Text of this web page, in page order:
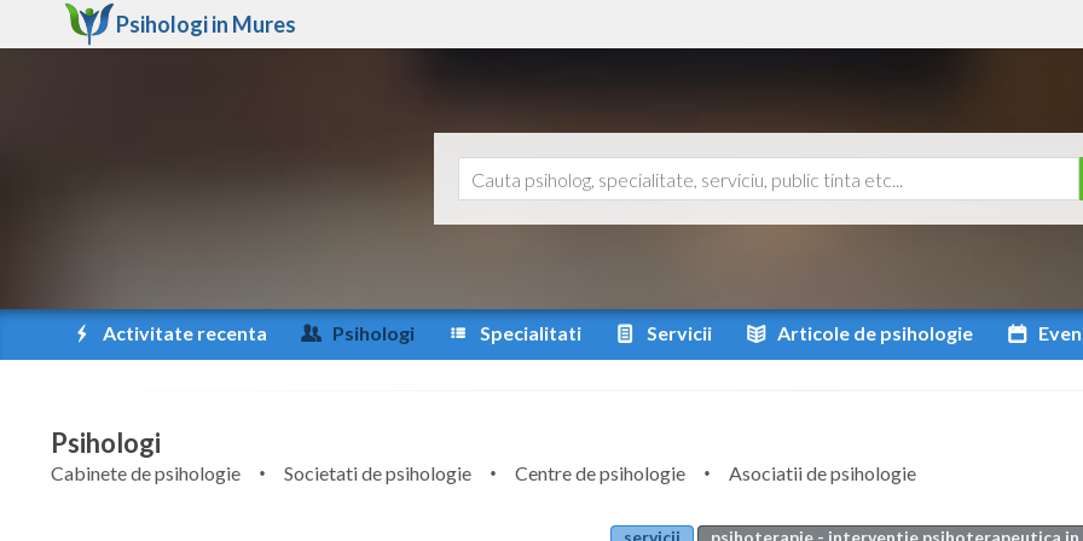
Psihologi in Mures
Activitate recenta Psihologi Specialitati Servicii Articole de psihologie
Psihologi
Cabinete de psihologie Societati de psihologie Centre de psihologie
Asociatii de psihologie
servicii
psihoterapie - interventie psihoterapeutica in